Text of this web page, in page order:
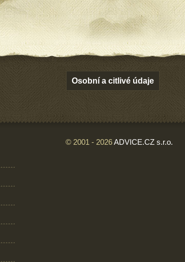
Osobní a citlivé údaje
© 2001 - 2026ADVICE.CZ s.r.o.